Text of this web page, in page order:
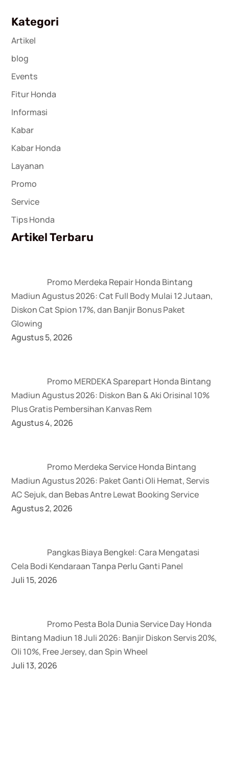
Kategori
Artikel
blog
Events
Fitur Honda
Informasi
Kabar
Kabar Honda
Layanan
Promo
Service
Tips Honda
Artikel Terbaru
Promo Merdeka Repair Honda Bintang
Madiun Agustus 2026: Cat Full Body Mulai 12 Jutaan,
Diskon Cat Spion 17%, dan Banjir Bonus Paket
Glowing
Agustus 5, 2026
Promo MERDEKA Sparepart Honda Bintang
Madiun Agustus 2026: Diskon Ban & Aki Orisinal 10%
Plus Gratis Pembersihan Kanvas Rem
Agustus 4, 2026
Promo Merdeka Service Honda Bintang
Madiun Agustus 2026: Paket Ganti Oli Hemat, Servis
AC Sejuk, dan Bebas Antre Lewat Booking Service
Agustus 2, 2026
Pangkas Biaya Bengkel: Cara Mengatasi
Cela Bodi Kendaraan Tanpa Perlu Ganti Panel
Juli 15, 2026
Promo Pesta Bola Dunia Service Day Honda
Bintang Madiun 18 Juli 2026: Banjir Diskon Servis 20%,
Oli 10%, Free Jersey, dan Spin Wheel
Juli 13, 2026